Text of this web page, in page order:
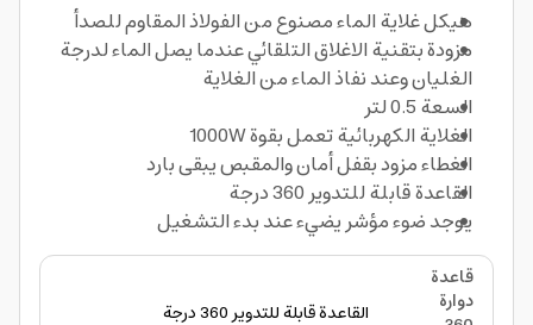
هيكل غلاية الماء مصنوع من الفولاذ المقاوم للصدأ
مزودة بتقنية الاغلاق التلقائي عندما يصل الماء لدرجة
الغليان وعند نفاذ الماء من الغلاية
السعة 0.5 لتر
الغلاية الكهربائية تعمل بقوة 1000W
الغطاء مزود بقفل أمان والمقبص يبقى بارد
القاعدة قابلة للتدوير 360 درجة
يوجد ضوء مؤشر يضيء عند بدء التشغيل
قاعدة
دوارة
القاعدة قابلة للتدوير 360 درجة